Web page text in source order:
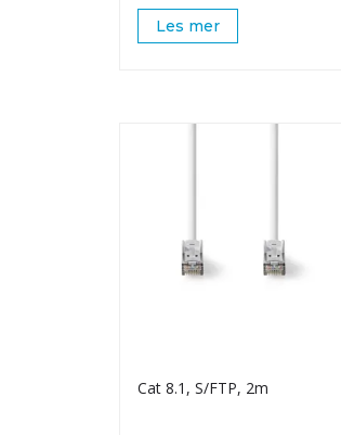
Les mer
Cat 8.1, S/FTP, 2m